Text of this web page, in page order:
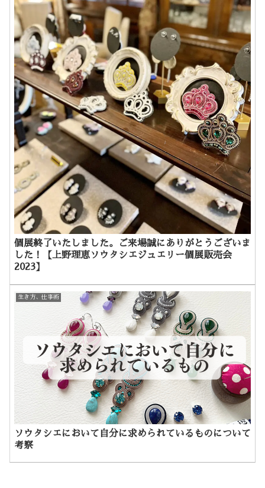
個展終了いたしました。ご来場誠にありがとうございま
した！【上野理恵ソウタシエジュエリー個展販売会
2023】
生き方、仕事術
ソウタシエにおいて自分に求められているものについて
考察